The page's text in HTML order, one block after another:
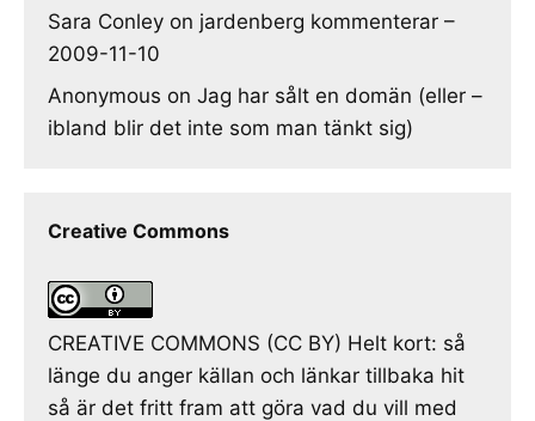
Sara Conley on jardenberg kommenterar –
2009-11-10
Anonymous on Jag har sålt en domän (eller –
ibland blir det inte som man tänkt sig)
Creative Commons
CREATIVE COMMONS (CC BY) Helt kort: så
länge du anger källan och länkar tillbaka hit
så är det fritt fram att göra vad du vill med